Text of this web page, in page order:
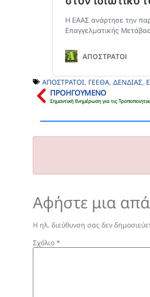
ΑΠΟΣΤΡΑΤΟΙ, ΓΕΕΘΑ,ΔΕΝΔΙΑΣ,
ΠΡΟΗΓΟΥΜΕΝΟ
Αφήστε μια
Η ηλ. διεύθυνση σας δεν
Σχόλιο*